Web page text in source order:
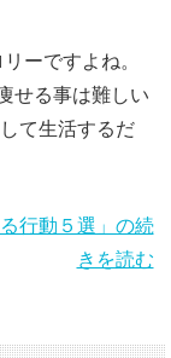
ーですよね。
せる事は難しい
て生活するだ
行動５選」の続
きを読む